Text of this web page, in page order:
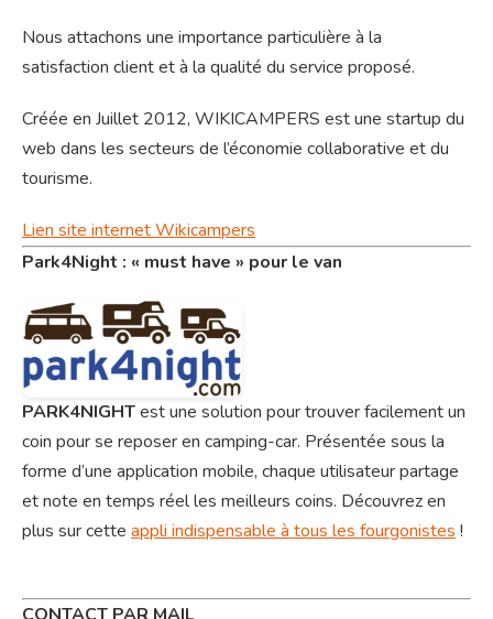
Nous attachons une importance particulière à la
satisfaction client et à la qualité du service proposé.
Créée en Juillet 2012, WIKICAMPERS est une startup du
web dans les secteurs de l’économie collaborative et du
tourisme.
Lien site internet Wikicampers
Park4Night : « must have » pour le van
PARK4NIGHTest une solution pour trouver facilement un
coin pour se reposer en camping-car. Présentée sous la
forme d’une application mobile, chaque utilisateur partage
et note en temps réel les meilleurs coins. Découvrez en
plus sur cette appli indispensable à tous les fourgonistes !